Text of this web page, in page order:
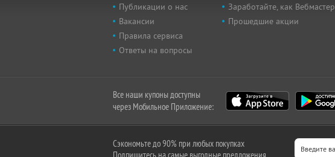
Публикации о нас
Вакансии
Правила сервиса
Ответы на вопросы
Заработайте, как Вебмастер
Прошедшие акции
Все наши купоны доступны
через Мобильное Приложение:
Сэкономьте до 90% при любых покупках